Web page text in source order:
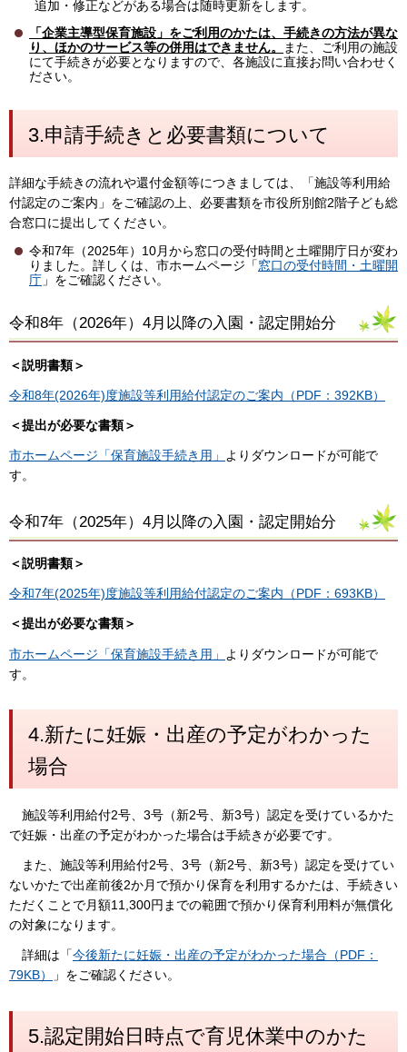
追加・修正などがある場合は随時更新をします。
「企業主導型保育施設」をご利用のかたは、手続きの方法が異な
り、ほかのサービス等の併用はできません。
また、ご利用の施設
にて手続きが必要となりますので、各施設に直接お問い合わせく
ださい。
3.申請手続きと必要書類について
詳細な手続きの流れや還付金額等につきましては、「施設等利用給
付認定のご案内」をご確認の上、必要書類を市役所別館2階子ども総
合窓口に提出してください。
令和7年（2025年）10月から窓口の受付時間と土曜開庁日が変わ
りました。詳しくは、市ホームページ「窓口の受付時間・土曜開
庁 」をご確認ください。
令和8年（2026年）4月以降の入園・認定開始分
＜説明書類＞
令和8年(2026年)度施設等利用給付認定のご案内（PDF：392KB）
＜提出が必要な書類＞
市ホームページ「保育施設手続き用」
よりダウンロードが可能で
す。
令和7年（2025年）4月以降の入園・認定開始分
＜説明書類＞
令和7年(2025年)度施設等利用給付認定のご案内（PDF：693KB）
＜提出が必要な書類＞
市ホームページ「保育施設手続き用」
よりダウンロードが可能で
す。
4.新たに妊娠・出産の予定がわかった
場合
施設等利用給付2号、3号（新2号、新3号）認定を受けているかた
で妊娠・出産の予定がわかった場合は手続きが必要です。
また、施設等利用給付2号、3号（新2号、新3号）認定を受けてい
ないかたで出産前後2か月で預かり保育を利用するかたは、手続きい
ただくことで月額11,300円までの範囲で預かり保育利用料が無償化
の対象になります。
詳細は「今後新たに妊娠・出産の予定がわかった場合（PDF：
79KB）
」をご確認ください。
5.認定開始日時点で育児休業中のかた